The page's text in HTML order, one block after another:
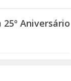
Aniversário